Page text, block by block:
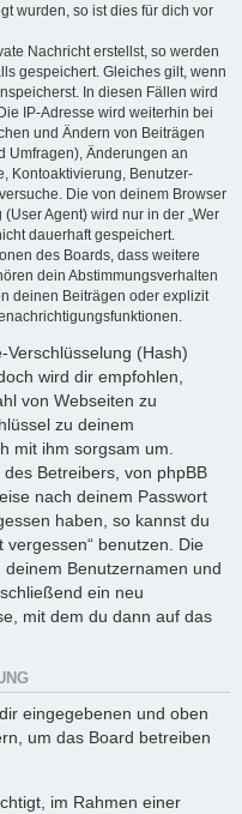
wurden, so ist dies für dich vor
Nachricht erstellst, so werden
gespeichert. Gleiches gilt, wenn
In diesen Fällen wird
IP-Adresse wird weiterhin bei
und Ändern von Beiträgen
Umfragen), Änderungen an
Kontoaktivierung, Benutzer-
Die von deinem Browser
Agent) wird nur in der „Wer
dauerhaft gespeichert.
des Boards, dass weitere
dein Abstimmungsverhalten
deinen Beiträgen oder explizit
Verschlüsselung (Hash)
wird dir empfohlen,
von Webseiten zu
zu deinem
mit ihm sorgsam um.
Betreibers, von phpBB
nach deinem Passwort
haben, so kannst du
vergessen“ benutzen. Die
Benutzernamen und
ein neu
mit dem du dann auf das
eingegebenen und oben
um das Board betreiben
im Rahmen einer